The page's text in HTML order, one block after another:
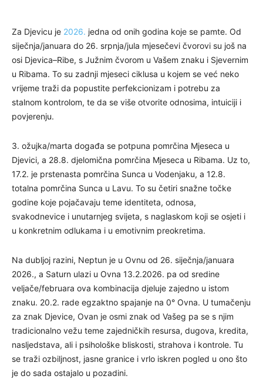
Za Djevicu je 2026. jedna od onih godina koje se pamte. Od
siječnja/januara do 26. srpnja/jula mjesečevi čvorovi su još na
osi Djevica–Ribe, s Južnim čvorom u Vašem znaku i Sjevernim
u Ribama. To su zadnji mjeseci ciklusa u kojem se već neko
vrijeme traži da popustite perfekcionizam i potrebu za
stalnom kontrolom, te da se više otvorite odnosima, intuiciji i
povjerenju.
3. ožujka/marta događa se potpuna pomrčina Mjeseca u
Djevici, a 28.8. djelomična pomrčina Mjeseca u Ribama. Uz to,
17.2. je prstenasta pomrčina Sunca u Vodenjaku, a 12.8.
totalna pomrčina Sunca u Lavu. To su četiri snažne točke
godine koje pojačavaju teme identiteta, odnosa,
svakodnevice i unutarnjeg svijeta, s naglaskom koji se osjeti i
u konkretnim odlukama i u emotivnim preokretima.
Na dubljoj razini, Neptun je u Ovnu od 26. siječnja/januara
2026., a Saturn ulazi u Ovna 13.2.2026. pa od sredine
veljače/februara ova kombinacija djeluje zajedno u istom
znaku. 20.2. rade egzaktno spajanje na 0° Ovna. U tumačenju
za znak Djevice, Ovan je osmi znak od Vašeg pa se s njim
tradicionalno vežu teme zajedničkih resursa, dugova, kredita,
nasljedstava, ali i psihološke bliskosti, strahova i kontrole. Tu
se traži ozbiljnost, jasne granice i vrlo iskren pogled u ono što
je do sada ostajalo u pozadini.